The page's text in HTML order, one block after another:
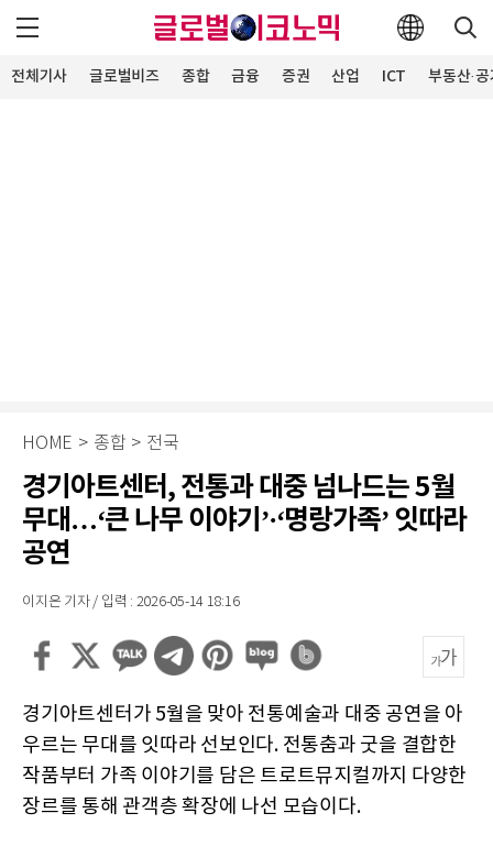
전체기사 글로벌비즈 종합 금융 증권 산업 ICT 부동산·
HOME > 종합 > 전국
경기아트센터, 전통과 대중 넘나드는 5월
무대…‘큰 나무 이야기’·‘명랑가족’ 잇따라
공연
이지은 기자 / 입력 : 2026-05-14 18:16
경기아트센터가 5월을 맞아 전통예술과 대중 공연을 아
우르는 무대를 잇따라 선보인다. 전통춤과 굿을 결합한
작품부터 가족 이야기를 담은 트로트뮤지컬까지 다양한
장르를 통해 관객층 확장에 나선 모습이다.